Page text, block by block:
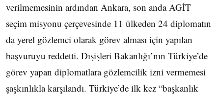
verilmemesinin ardından Ankara, son anda AGİT
seçim misyonu çerçevesinde 11 ülkeden 24 diplomatın
da yerel gözlemci olarak görev alması için yapılan
başvuruyu reddetti. Dışişleri Bakanlığı’nın Türkiye’de
görev yapan diplomatlara gözlemcilik izni vermemesi
şaşkınlıkla karşılandı. Türkiye’de ilk kez “başkanlık